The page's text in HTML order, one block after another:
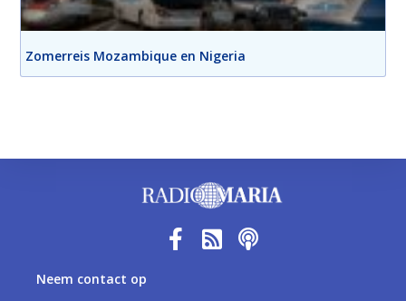
Zomerreis Mozambique en Nigeria
Neem contact op